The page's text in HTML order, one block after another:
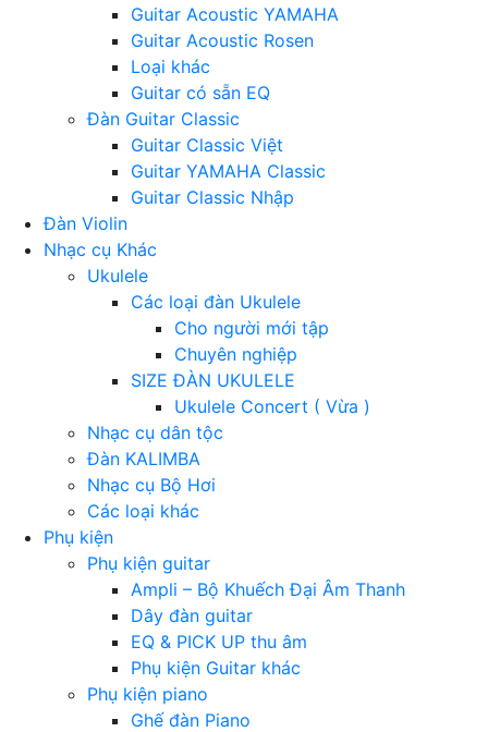
Guitar Acoustic YAMAHA
Guitar Acoustic Rosen
Loại khác
Guitar có sẵn EQ
Đàn Guitar Classic
Guitar Classic Việt
Guitar YAMAHA Classic
Guitar Classic Nhập
Đàn Violin
Nhạc cụ Khác
Ukulele
Các loại đàn Ukulele
Cho người mới tập
Chuyên nghiệp
SIZE ĐÀN UKULELE
Ukulele Concert ( Vừa )
Nhạc cụ dân tộc
Đàn KALIMBA
Nhạc cụ Bộ Hơi
Các loại khác
Phụ kiện
Phụ kiện guitar
Ampli – Bộ Khuếch Đại Âm Thanh
Dây đàn guitar
EQ & PICK UP thu âm
Phụ kiện Guitar khác
Phụ kiện piano
Ghế đàn Piano